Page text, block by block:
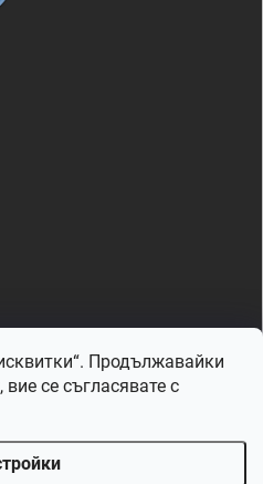
Продължавайки
се съгласявате с
BeGadget.hr BeGadget.si